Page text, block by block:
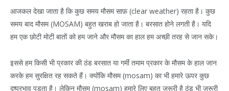
आजकल देखा जाता है कि कुछ समय मौसम साफ़ (clear weather) रहता है। कुछ
समय बाद मौसम (MOSAM) बहुत खराब हो जाता है। बरसात होने लगती है। यदि
हम एक छोटी मोटी बातों को हम जाने और मौसम का हाल हम अच्छी तरह से जान सके।
इससे हम किसी भी प्रकार की ठंड बरसात या गर्मी तमाम प्रकार के मौसम के हाल जान
करके हम सुरक्षित रह सकते हैं। क्योंकि मौसम (mosam) का भी हमारे ऊपर कुछ
दुष्प्रभाव पड़ता है। लेकिन मौसम (mosam) हमारे लिए बहुत ज़रूरी है ठंड भी ज़रूरी